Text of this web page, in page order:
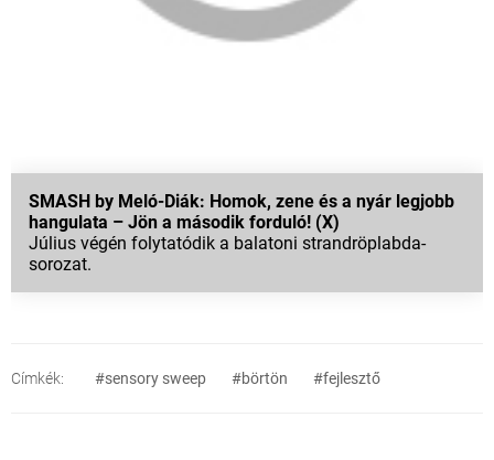
SMASH by Meló-Diák: Homok, zene és a nyár legjobb
hangulata – Jön a második forduló! (X)
Július végén folytatódik a balatoni strandröplabda-
sorozat.
Címkék: #sensory sweep #börtön #fejlesztő